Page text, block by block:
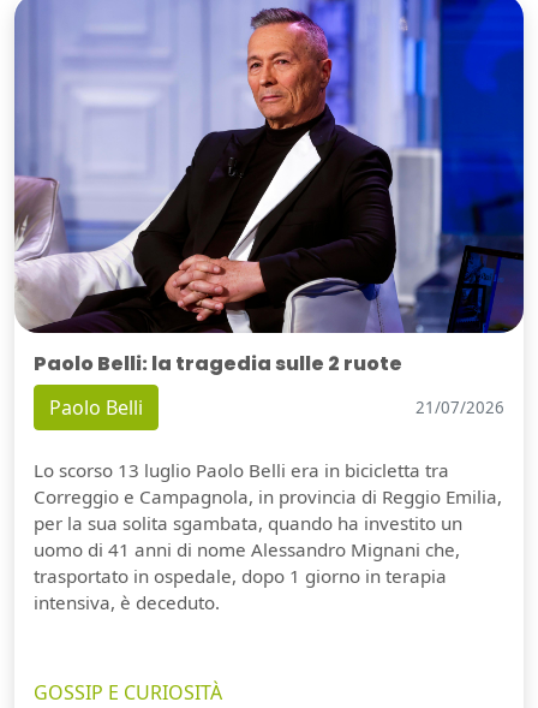
Paolo Belli: la tragedia sulle 2 ruote
Paolo Belli 21/07/2026
Lo scorso 13 luglio Paolo Belli era in bicicletta tra
Correggio e Campagnola, in provincia di Reggio Emilia,
per la sua solita sgambata, quando ha investito un
uomo di 41 anni di nome Alessandro Mignani che,
trasportato in ospedale, dopo 1 giorno in terapia
intensiva, è deceduto.
GOSSIP E CURIOSITÀ